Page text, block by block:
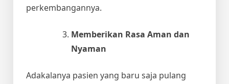
perkembangannya.
Memberikan Rasa Aman dan
Nyaman
Adakalanya pasien yang baru saja pulang